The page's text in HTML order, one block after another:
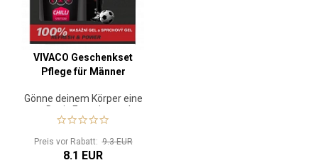
VIVACO Geschenkset
Pflege für Männer
Gönne deinem Körper eine
neue Dosis Energie vor dem
Training oder Wettkampf.
Preis vor Rabatt:9.3 EUR
8.1 EUR